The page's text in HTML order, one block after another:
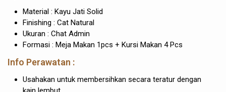
Material : Kayu Jati Solid
Finishing : Cat Natural
Ukuran : Chat Admin
Formasi : Meja Makan 1pcs + Kursi Makan 4 Pcs
Info Perawatan :
Usahakan untuk membersihkan secara teratur dengan